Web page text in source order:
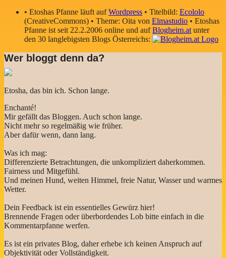
• Etoshas Pfanne läuft aufWordpress • Titelbild: Ecololo
(CreativeCommons) • Theme: Oita von Elmastudio • Etoshas
Pfanne ist seit 22.2.2006 online und aufBlogheim.atunter
den 30 langlebigsten Blogs Österreichs:
Wer bloggt denn da?
Etosha, das bin ich. Schon lange.
Enchanté!
Mir gefällt das Bloggen. Auch schon lange.
Nicht mehr so regelmäßig wie früher.
Aber dafür wenn, dann lang.
Was ich mag:
Differenzierte Betrachtungen, die unkompliziert daherkommen.
Fairness und Mitgefühl.
Und meinen Hund, weiten Himmel, freie Natur, Wasser und warmes
Wetter.
Dein Feedback ist ein essentielles Gewürz hier!
Brennende Fragen oder überbordendes Lob bitte einfach in die
Kommentarpfanne werfen.
Es ist ein privates Blog, daher erhebe ich keinen Anspruch auf
Objektivität oder Vollständigkeit.